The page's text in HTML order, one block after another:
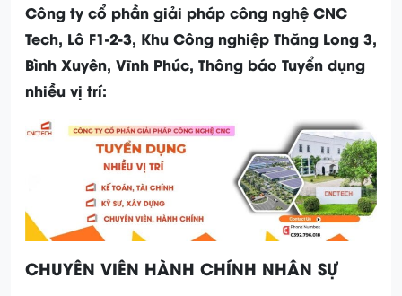
Công ty cổ phần giải pháp công nghệ CNC
Tech, Lô F1-2-3, Khu Công nghiệp Thăng Long 3,
Bình Xuyên, Vĩnh Phúc, Thông báo Tuyển dụng
nhiều vị trí:
CHUYÊN VIÊN HÀNH CHÍNH NHÂN SỰ